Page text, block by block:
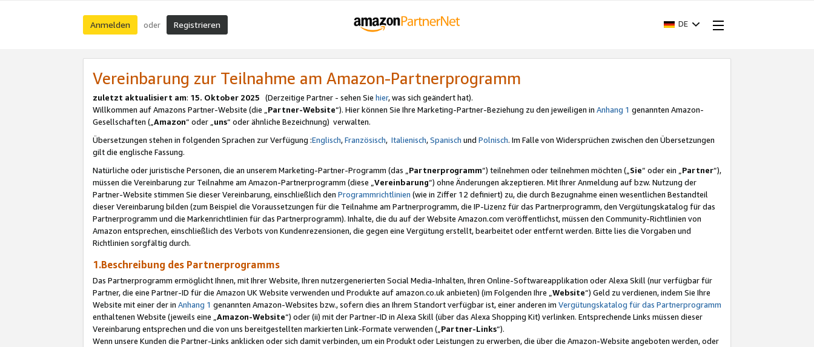
Anmelden oder Registrieren DE
Vereinbarung zur Teilnahme am Amazon-Partnerprogramm
zuletzt aktualisiert am: 15. Oktober 2025 (Derzeitige Partner - sehen Sie hier, was sich geändert hat).
Willkommen auf Amazons Partner-Website (die „Partner-Website“). Hier können Sie Ihre Marketing-Partner-Beziehung zu den jeweiligen in Anhang 1 genannten Amazon-
Gesellschaften („Amazon“ oder „uns“ oder ähnliche Bezeichnung) verwalten.
Übersetzungen stehen in folgenden Sprachen zur Verfügung :Englisch,Französisch, Italienisch,Spanisch und Polnisch. Im Falle von Widersprüchen zwischen den Übersetzungen
gilt die englische Fassung.
Natürliche oder juristische Personen, die an unserem Marketing-Partner-Programm (das „Partnerprogramm“) teilnehmen oder teilnehmen möchten („Sie“ oder ein „Partner“),
müssen die Vereinbarung zur Teilnahme am Amazon-Partnerprogramm (diese „Vereinbarung“) ohne Änderungen akzeptieren. Mit Ihrer Anmeldung auf bzw. Nutzung der
Partner-Website stimmen Sie dieser Vereinbarung, einschließlich den Programmrichtlinien (wie in Ziffer 12 definiert) zu, die durch Bezugnahme einen wesentlichen Bestandteil
dieser Vereinbarung bilden (zum Beispiel die Voraussetzungen für die Teilnahme am Partnerprogramm, die IP-Lizenz für das Partnerprogramm, den Vergütungskatalog für das
Partnerprogramm und die Markenrichtlinien für das Partnerprogramm). Inhalte, die du auf der Website Amazon.com veröffentlichst, müssen den Community-Richtlinien von
Amazon entsprechen, einschließlich des Verbots von Kundenrezensionen, die gegen eine Vergütung erstellt, bearbeitet oder entfernt werden. Bitte lies die Vorgaben und
Richtlinien sorgfältig durch.
1.Beschreibung des Partnerprogramms
Das Partnerprogramm ermöglicht Ihnen, mit Ihrer Website, Ihren nutzergenerierten Social Media-Inhalten, Ihren Online-Softwareapplikation oder Alexa Skill (nur verfügbar für
Partner, die eine Partner-ID für die Amazon UK Website verwenden und Produkte auf amazon.co.uk anbieten) (im Folgenden Ihre „ Website“) Geld zu verdienen, indem Sie Ihre
Website mit einer der in Anhang 1 genannten Amazon-Websites bzw., sofern dies an Ihrem Standort verfügbar ist, einer anderen im Vergütungskatalog für das Partnerprogramm
enthaltenen Website (jeweils eine „ Amazon-Website“) oder (ii) mit der Partner-ID in Alexa Skill (über das Alexa Shopping Kit) verlinken. Entsprechende Links müssen dieser
Vereinbarung entsprechen und die von uns bereitgestellten markierten Link-Formate verwenden („ Partner-Links“).
Wenn unsere Kunden die Partner-Links anklicken oder sich damit verbinden, um ein Produkt oder Leistungen zu erwerben, die über die Amazon-Website angeboten werden, oder